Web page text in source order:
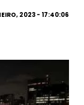
2023 - 17:40:06